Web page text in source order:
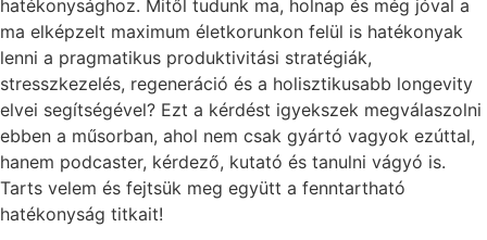
hatékonysághoz. Mitől tudunk ma, holnap és még jóval a
ma elképzelt maximum életkorunkon felül is hatékonyak
lenni a pragmatikus produktivitási stratégiák,
stresszkezelés, regeneráció és a holisztikusabb longevity
elvei segítségével? Ezt a kérdést igyekszek megválaszolni
ebben a műsorban, ahol nem csak gyártó vagyok ezúttal,
hanem podcaster, kérdező, kutató és tanulni vágyó is.
Tarts velem és fejtsük meg együtt a fenntartható
hatékonyság titkait!